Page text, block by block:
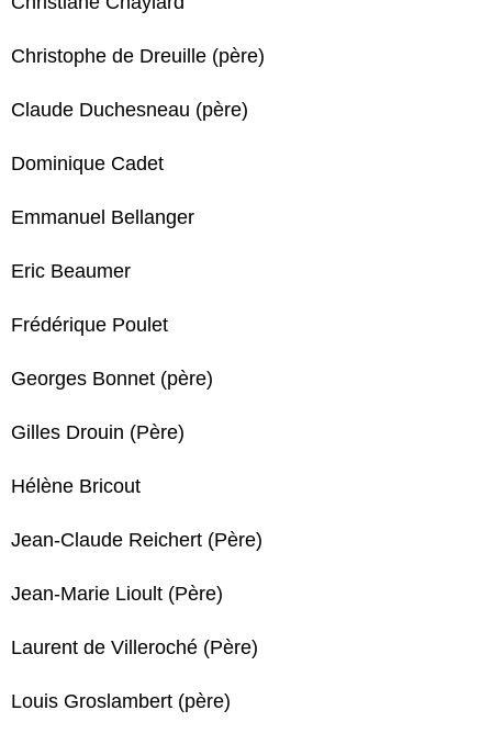
Christophe de Dreuille (père)
Claude Duchesneau (père)
Dominique Cadet
Emmanuel Bellanger
Eric Beaumer
Frédérique Poulet
Georges Bonnet (père)
Gilles Drouin (Père)
Hélène Bricout
Jean-Claude Reichert (Père)
Jean-Marie Lioult (Père)
Laurent de Villeroché (Père)
Louis Groslambert (père)